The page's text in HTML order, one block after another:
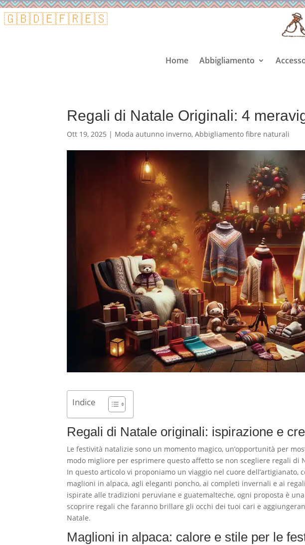
🇬🇧🇩🇪🇫🇷🇪🇸
Home Abbigliamento
Regali di Natale Originali: 4
Ott 19, 2025 | Moda autunno inverno,Abbigliamento fibre naturali
Indice
Regali di Natale originali: ispirazione e
Le festività natalizie sono un momento magico, un’opportunità per
modo migliore per esprimere questo affetto se non scegliere regali di
In questo articolo vi proponiamo un viaggio nel cuore dell’artigianato,
maglioni in alpaca, agli eleganti poncho, ai completi invernali e ai
ispirate alle tradizioni peruviane e guatemalteche, ogni proposta è
scoprire regali che faranno brillare gli occhi dei tuoi cari e
Natale.
Maglioni in alpaca: calore e stile per le